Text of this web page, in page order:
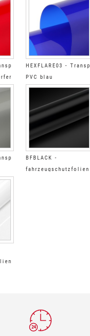
HEXFLARE03 - Transp
PVC blau
Scheinwerfer
BFBLACK -
fahrzeugschutzfolien